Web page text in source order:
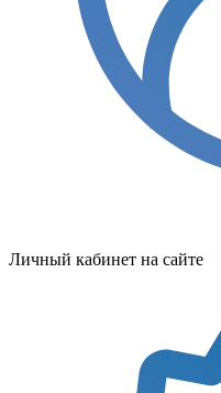
Личный кабинет на сайте